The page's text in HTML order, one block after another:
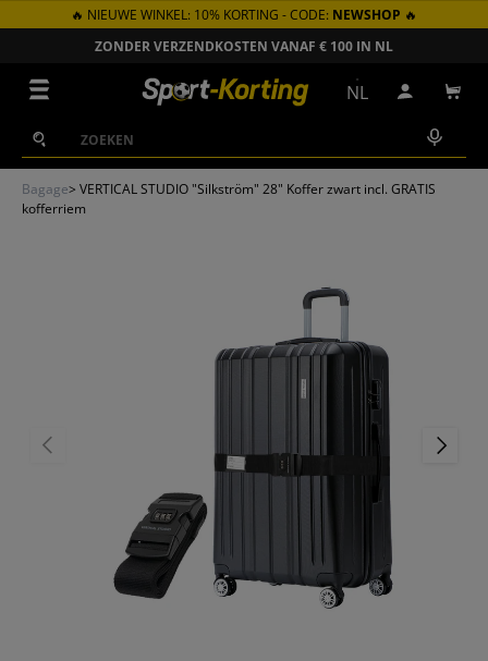
GA NAAR INHOUD
🔥 NIEUWE WINKEL: 10% KORTING - CODE: NEWSHOP 🔥
ZONDER VERZENDKOSTEN VANAF € 100 IN NL
Zoeken
Zoeken
NL Inloggen
Bagage> VERTICAL STUDIO "Silkström" 28" Koffer zwart incl. GRATIS
kofferriem
VORIGE